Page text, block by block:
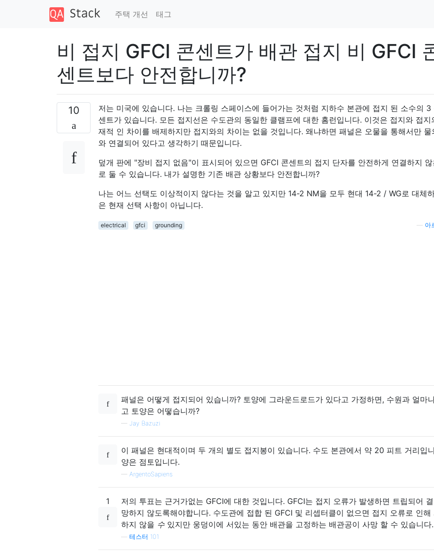
주택 개선 태그
비 접지 GFCI 콘센트가 배관 접지 비 GFCI
센트보다 안전합니까?
10
저는 미국에 있습니다. 나는 크롤링 스페이스에 들어가는 것처럼 지하수 본관에 접지 된 소수의 3
센트가 있습니다. 모든 접지선은 수도관의 동일한 클램프에 대한 홈런입니다. 이것은 접지와 접지
재적 인 차이를 배제하지만 접지와의 차이는 없을 것입니다. 왜냐하면 패널은 오물을 통해서만 물
와 연결되어 있다고 생각하기 때문입니다.
덮개 판에 "장비 접지 없음"이 표시되어 있으면 GFCI 콘센트의 접지 단자를 안전하게 연결하지 않
로 둘 수 있습니다. 내가 설명한 기존 배관 상황보다 안전합니까?
나는 어느 선택도 이상적이지 않다는 것을 알고 있지만 14-2 NM을 모두 현대 14-2 / ​​WG로 대체
은 현재 선택 사항이 아닙니다.
electrical gfci grounding
아
패널은 어떻게 접지되어 있습니까? 토양에 그라운드로드가 있다고 가정하면, 수원과 얼마
고 토양은 어떻습니까?
— Jay Bazuzi
이 패널은 현대적이며 두 개의 별도 접지봉이 있습니다. 수도 본관에서 약 20 피트 거리입
양은 점토입니다.
— ArgentoSapiens
1
저의 투표는 근거가없는 GFCI에 대한 것입니다. GFCI는 접지 오류가 발생하면 트립되어
망하지 않도록해야합니다. 수도관에 접합 된 GFCI 및 리셉터클이 없으면 접지 오류로 인해
하지 않을 수있지만 웅덩이에 서있는 동안 배관을 고정하는 배관공이 사망 할 수 있습니다.
테스터 101